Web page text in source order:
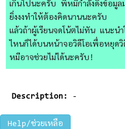
เกินไปนะครับ พี่หมีกำลังดึงข้อมู
ยิ่งงงทำให้ต้องคิดนานนะครับ
แล้วถ้าผู้เรียนจดโน้ตไม่ทัน แนะน
ไหนก็ได้บนหน้าจอวิดีโอเพื่อหยุดวิ
หมีอาจช่วยไม่ได้นะครับ!
Description: -
Help/ช่วยเหลือ